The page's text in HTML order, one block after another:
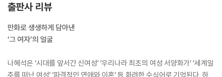
출판사 리뷰
만화로 생생하게 담아낸
‘그 여자’의 얼굴
나혜석은 ‘시대를 앞서간 신여성’ ‘우리나라 최초의 여성 서양화가’ ‘세계일
주를 떠난 여성’ ‘파격적인 연애와 이혼’ 등 화려한 수식어로 기억된다. 하